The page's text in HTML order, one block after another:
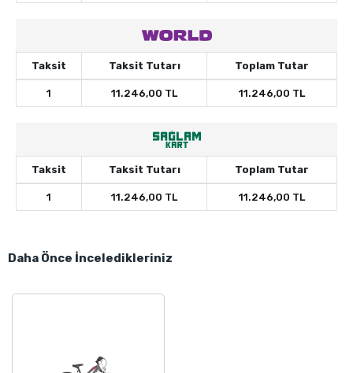
Taksit Taksit Tutarı Toplam Tutar
1 11.246,00 TL 11.246,00 TL
Taksit Taksit Tutarı Toplam Tutar
1 11.246,00 TL 11.246,00 TL
Daha Önce İnceledikleriniz